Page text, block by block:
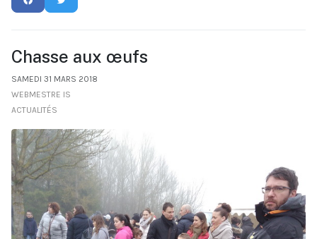
Chasse aux œufs
SAMEDI 31 MARS 2018
WEBMESTRE IS
ACTUALITÉS